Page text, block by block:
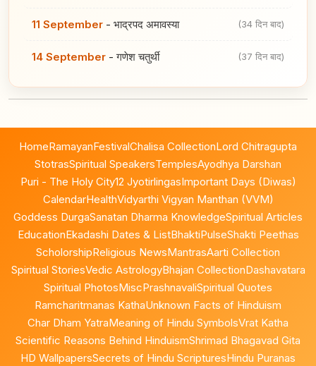
11 September - भाद्रपद अमावस्या (34 दिन बाद)
14 September -गणेश चतुर्थी (37 दिन बाद)
HomeRamayanFestivalChalisa CollectionLord Chitragupta
StotrasSpiritual SpeakersTemplesAyodhya Darshan
Puri - The Holy City12 JyotirlingasImportant Days (Diwas)
CalendarHealthVidyarthi Vigyan Manthan (VVM)
Goddess DurgaSanatan Dharma KnowledgeSpiritual Articles
EducationEkadashi Dates & ListBhaktiPulseShakti Peethas
ScholorshipReligious NewsMantrasAarti Collection
Spiritual StoriesVedic AstrologyBhajan CollectionDashavatara
Spiritual PhotosMiscPrashnavaliSpiritual Quotes
Ramcharitmanas KathaUnknown Facts of Hinduism
Char Dham YatraMeaning of Hindu SymbolsVrat Katha
Scientific Reasons Behind HinduismShrimad Bhagavad Gita
HD WallpapersSecrets of Hindu ScripturesHindu Puranas